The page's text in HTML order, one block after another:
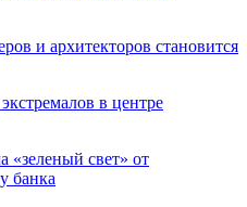
и архитекторов становится
в центре
«зеленый свет» от
банка